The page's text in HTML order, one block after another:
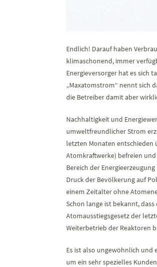
Endlich! Darauf haben
klimaschonend, immer
Energieversorger hat es sich
„Maxatomstrom“ nennt sich
die Betreiber damit aber
Nachhaltigkeit und
umweltfreundlicher Strom
letzten Monaten entschieden
Atomkraftwerke) befreien
Bereich der
Druck der Bevölkerung auf
einem Zeitalter ohne
Schon lange ist bekannt,
Atomausstiegsgesetz der
Weiterbetrieb der Reaktoren
Es ist also ungewöhnlich und
um ein sehr spezielles